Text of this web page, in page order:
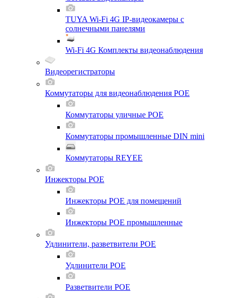
TUYA Wi-Fi 4G IP-видеокамеры с
солнечными панелями
Wi-Fi 4G Комплекты видеонаблюдения
Видеорегистраторы
Коммутаторы для видеонаблюдения POE
Коммутаторы уличные POE
Коммутаторы промышленные DIN mini
Коммутаторы REYEE
Инжекторы POE
Инжекторы POE для помещений
Инжекторы POE промышленные
Удлинители, разветвители POE
Удлинители POE
Разветвители POE